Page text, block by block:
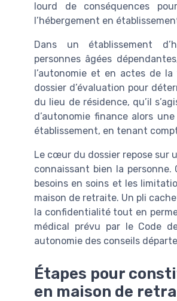
lourd de conséquences
l’hébergement en
Dans un établissement
personnes âgées
l’autonomie et en actes de
dossier d’évaluation pour
du lieu de résidence, qu’il
d’autonomie finance alors
établissement, en tenant
Le cœur du dossier repose sur
connaissant bien la
besoins en soins et les
maison de retraite. Un pli
la confidentialité tout en
médical prévu par le Code
autonomie des conseils
Étapes pour
en maison de